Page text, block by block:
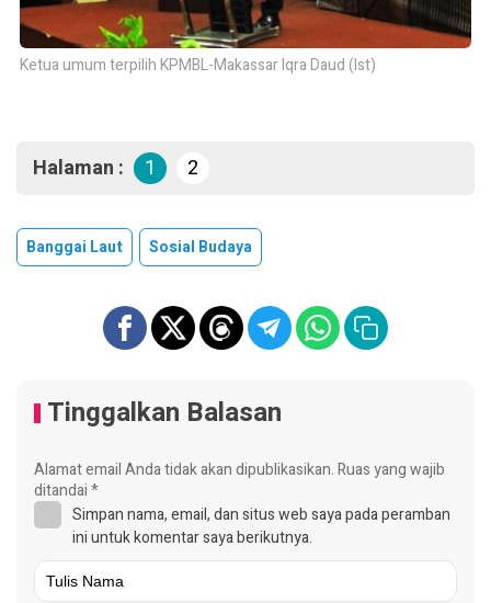
Ketua umum terpilih KPMBL-Makassar Iqra Daud (Ist)
Halaman : 1 2
Banggai Laut Sosial Budaya
Tinggalkan Balasan
Alamat email Anda tidak akan dipublikasikan.Ruas yang wajib
ditandai*
Simpan nama, email, dan situs web saya pada peramban
ini untuk komentar saya berikutnya.